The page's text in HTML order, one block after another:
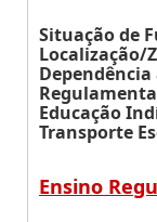
Situação de
Localização/
Educação
Transporte
Ensino